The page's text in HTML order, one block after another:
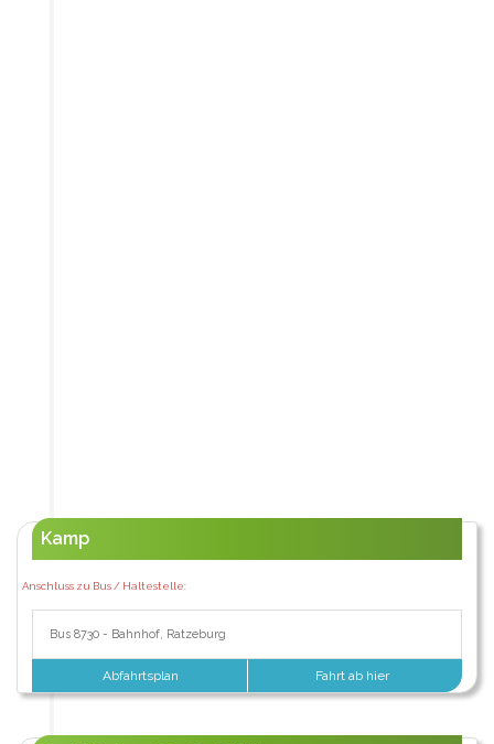
Kamp
Anschluss zu Bus / Haltestelle:
Bus 8730 - Bahnhof, Ratzeburg
Abfahrtsplan Fahrt ab hier